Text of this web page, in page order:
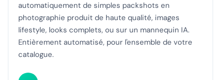
automatiquement de simples packshots en
photographie produit de haute qualité, images
lifestyle, looks complets, ou sur un mannequin IA.
Entièrement automatisé, pour l'ensemble de votre
catalogue.